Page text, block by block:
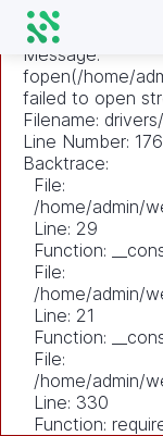
A PHP Error
Severity: Warning
Message:
fopen(/home/
failed to open
Filename:
Line Number: 176
Backtrace:
File:
/home/admin/
Line: 29
Function:
File:
/home/admin/
Line: 21
Function:
File:
/home/admin/
Line: 330
Function: